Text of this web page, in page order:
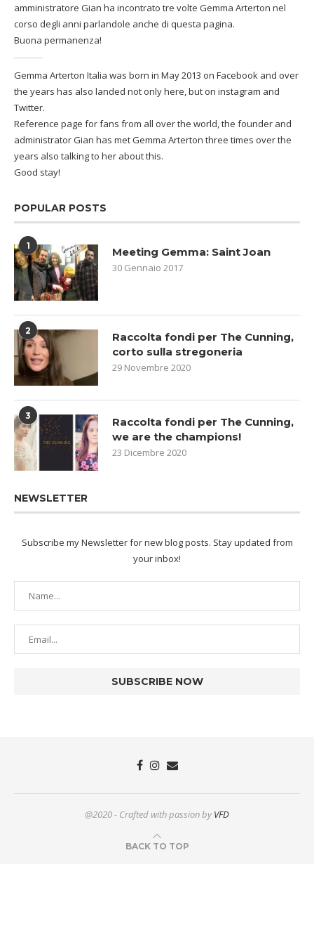
amministratore Gian ha incontrato tre volte Gemma Arterton nel
corso degli anni parlandole anche di questa pagina.
Buona permanenza!
Gemma Arterton Italia was born in May 2013 on Facebook and over
the years has also landed not only here, but on instagram and
Twitter.
Reference page for fans from all over the world, the founder and
administrator Gian has met Gemma Arterton three times over the
years also talking to her about this.
Good stay!
POPULAR POSTS
1 Meeting Gemma: Saint Joan
30 Gennaio 2017
2
Raccolta fondi per The Cunning,
corto sulla stregoneria
29 Novembre 2020
3
Raccolta fondi per The Cunning,
we are the champions!
23 Dicembre 2020
NEWSLETTER
Subscribe my Newsletter for new blog posts. Stay updated from
your inbox!
@2020 - Crafted with passion byVFD
BACK TO TOP